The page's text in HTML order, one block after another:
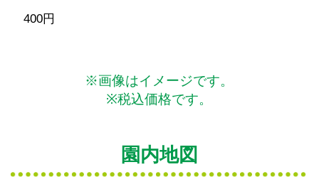
400円
※画像はイメージです。
※税込価格です。
園内地図